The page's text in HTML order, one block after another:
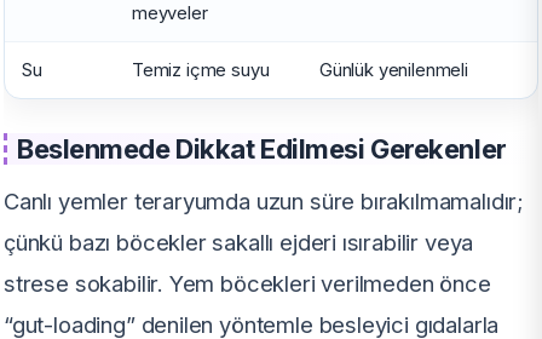
meyveler
Su Temiz içme suyu Günlük yenilenmeli
Beslenmede Dikkat Edilmesi Gerekenler
Canlı yemler teraryumda uzun süre bırakılmamalıdır;
çünkü bazı böcekler sakallı ejderi ısırabilir veya
strese sokabilir. Yem böcekleri verilmeden önce
“gut-loading” denilen yöntemle besleyici gıdalarla